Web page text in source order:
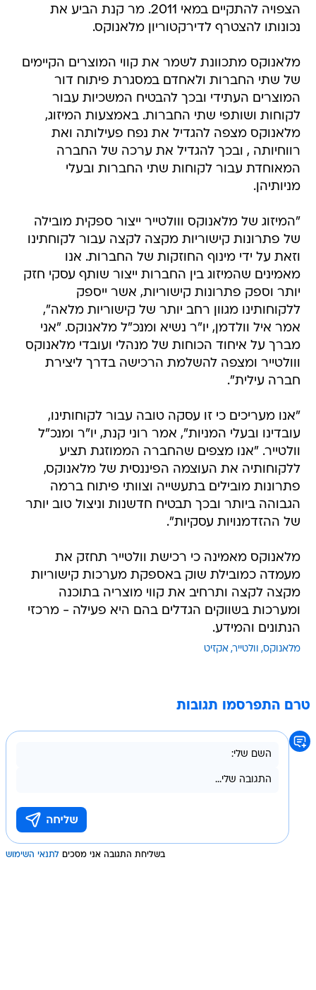
הצפויה להתקיים במאי 2011. מר קנת הביע את
נכונותו להצטרף לדירקטוריון מלאנוקס.
מלאנוקס מתכוונת לשמר את קווי המוצרים הקיימים
של שתי החברות ולאחדם במסגרת פיתוח דור
המוצרים העתידי ובכך להבטיח המשכיות עבור
לקוחות ושותפי שתי החברות. באמצעות המיזוג,
מלאנוקס מצפה להגדיל את נפח פעילותה ואת
רווחיותה , ובכך להגדיל את ערכה של החברה
המאוחדת עבור לקוחות שתי החברות ובעלי
מניותיהן.
"המיזוג של מלאנוקס ווולטייר ייצור ספקית מובילה
של פתרונות קישוריות מקצה לקצה עבור לקוחתינו
וזאת על ידי מינוף החוזקות של החברות. אנו
מאמינים שהמיזוג בין החברות ייצור שותף עסקי חזק
יותר וספק פתרונות קישוריות, אשר ייספק
ללקוחותינו מגוון רחב יותר של קישוריות מלאה",
אמר איל וולדמן, יו"ר נשיא ומנכ"ל מלאנוקס. "אני
מברך על איחוד הכוחות של מנהלי ועובדי מלאנוקס
ווולטייר ומצפה להשלמת הרכישה בדרך ליצירת
חברה עילית".
"אנו מעריכים כי זו עסקה טובה עבור לקוחותינו,
עובדינו ובעלי המניות", אמר רוני קנת, יו"ר ומנכ"ל
וולטייר. "אנו מצפים שהחברה הממוזגת תציע
ללקוחותיה את העוצמה הפיננסית של מלאנוקס,
פתרונות מובילים בתעשייה וצוותי פיתוח ברמה
הגבוהה ביותר ובכך תבטיח חדשנות וניצול טוב יותר
של ההזדמנויות עסקיות".
מלאנוקס מאמינה כי רכישת וולטייר תחזק את
מעמדה כמובילת שוק באספקת מערכות קישוריות
מקצה לקצה ותרחיב את קווי מוצריה בתוכנה
ומערכות בשווקים הגדלים בהם היא פעילה - מרכזי
הנתונים והמידע.
מלאנוקס וולטייר אקזיט
טרם התפרסמו תגובות
בשליחת התגובה אני מסכים לתנאי השימוש